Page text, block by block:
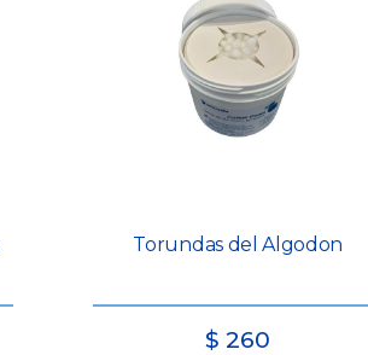
Torundas del Algodon
$260